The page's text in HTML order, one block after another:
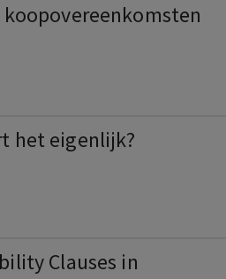
koopovereenkomsten
het eigenlijk?
Clauses in